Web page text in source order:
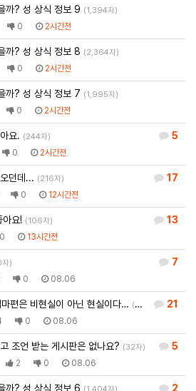
까? 성 상식 정보 9 (1,394자)
0 2시간전
까? 성 상식 정보 8 (2,364자)
0 2시간전
까? 성 상식 정보 7 (1,995자)
0 2시간전
5
요. (244자)
0 2시간전
17
던데... (216자)
0 12시간전
13
아요! (106자)
0 13시간전
7
)
0 08.06
21
편은 비현실이 아닌 현실이다… (941자)
0 08.06
5
조언 받는 게시판은 없나요? (32자)
2 0 08.06
2
까? 성 상식 정보 6